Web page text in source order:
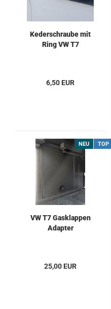
Kederschraube mit
Ring VW T7
6,50 EUR
NEU TOP
VW T7 Gasklappen
Adapter
25,00 EUR